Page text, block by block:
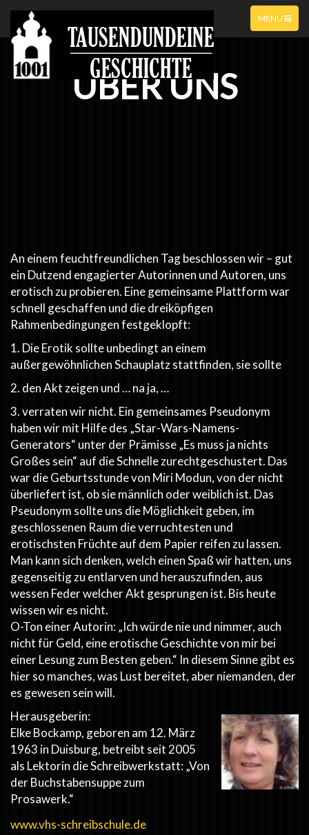
MENU
ÜBER UNS
An einem feuchtfreundlichen Tag beschlossen wir – gut
ein Dutzend engagierter Autorinnen und Autoren, uns
erotisch zu probieren. Eine gemeinsame Plattform war
schnell geschaffen und die dreiköpfigen
Rahmenbedingungen festgeklopft:
1. Die Erotik sollte unbedingt an einem
außergewöhnlichen Schauplatz stattfinden, sie sollte
2. den Akt zeigen und … na ja, …
3. verraten wir nicht. Ein gemeinsames Pseudonym
haben wir mit Hilfe des „Star-Wars-Namens-
Generators“ unter der Prämisse „Es muss ja nichts
Großes sein“ auf die Schnelle zurechtgeschustert. Das
war die Geburtsstunde von Miri Modun, von der nicht
überliefert ist, ob sie männlich oder weiblich ist. Das
Pseudonym sollte uns die Möglichkeit geben, im
geschlossenen Raum die verruchtesten und
erotischsten Früchte auf dem Papier reifen zu lassen.
Man kann sich denken, welch einen Spaß wir hatten, uns
gegenseitig zu entlarven und herauszufinden, aus
wessen Feder welcher Akt gesprungen ist. Bis heute
wissen wir es nicht.
O-Ton einer Autorin: „Ich würde nie und nimmer, auch
nicht für Geld, eine erotische Geschichte von mir bei
einer Lesung zum Besten geben.“ In diesem Sinne gibt es
hier so manches, was Lust bereitet, aber niemanden, der
es gewesen sein will.
Herausgeberin:
Elke Bockamp, geboren am 12. März
1963 in Duisburg, betreibt seit 2005
als Lektorin die Schreibwerkstatt: „Von
der Buchstabensuppe zum
Prosawerk.“
www.vhs-schreibschule.de